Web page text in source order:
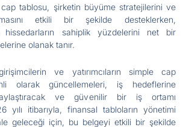
tablosu, şirketin büyüme stratejilerini ve
etkili bir şekilde desteklerken,
hissedarların sahiplik yüzdelerini net bir
olanak tanır.
ve yatırımcıların simple cap
olarak güncellemeleri, iş hedeflerine
ve güvenilir bir iş ortamı
yılı itibarıyla, finansal tabloların yönetimi
geleceği için, bu belgeyi etkili bir şekilde